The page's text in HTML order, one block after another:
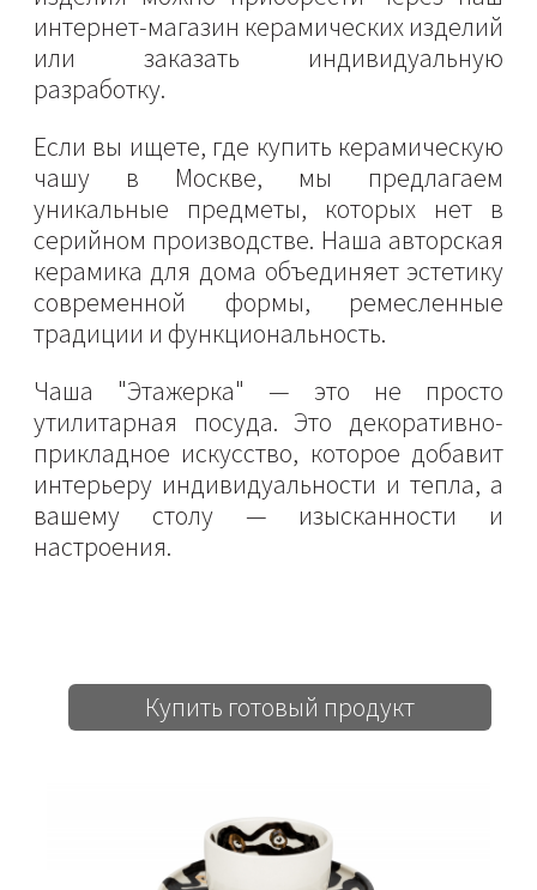
интернет-магазин керамических изделий
или заказать индивидуальную
разработку.
Если вы ищете, где купить керамическую
чашу в Москве, мы предлагаем
уникальные предметы, которых нет в
серийном производстве. Наша авторская
керамика для дома объединяет эстетику
современной формы, ремесленные
традиции и функциональность.
Чаша "Этажерка" — это не просто
утилитарная посуда. Это декоративно-
прикладное искусство, которое добавит
интерьеру индивидуальности и тепла, а
вашему столу — изысканности и
настроения.
Купить готовый продукт